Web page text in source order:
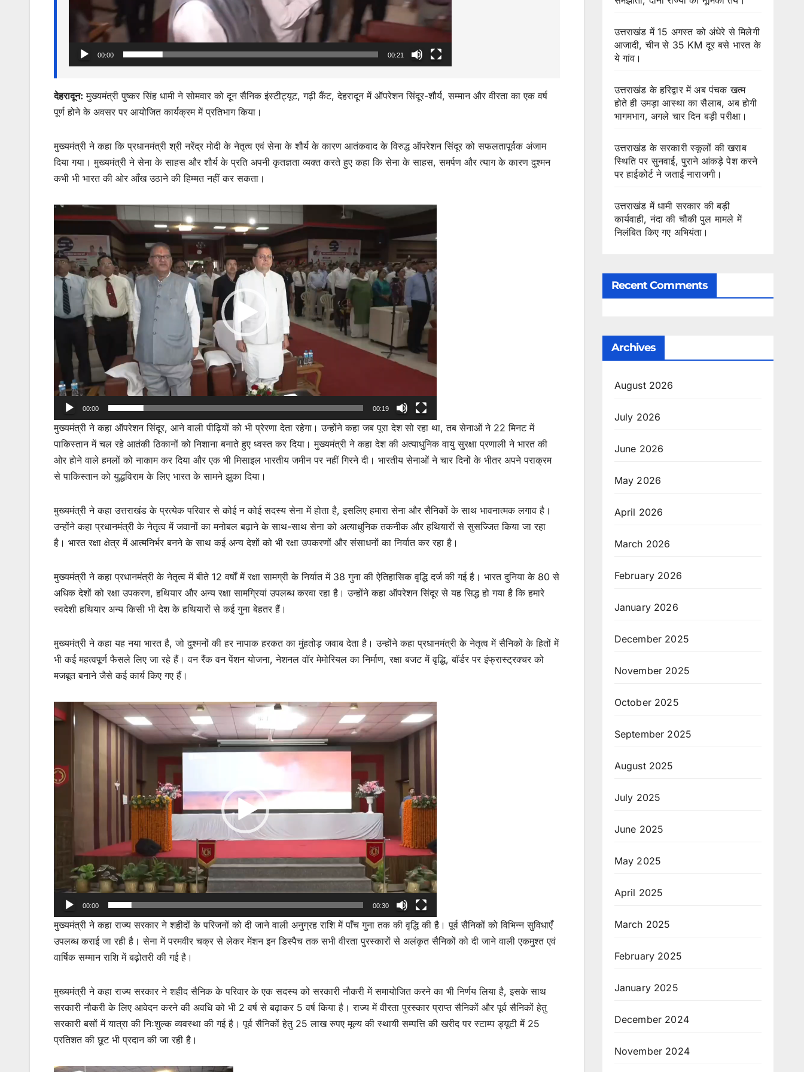
00:00 00:21
देहरादून: मुख्यमंत्री पुष्कर सिंह धामी ने सोमवार को दून सैनिक इंस्टीट्यूट, गढ़ी कैंट, देहरादून में ऑपरेशन सिंदूर-शौर्य, सम्मान और वीरता का एक वर्ष
पूर्ण होने के अवसर पर आयोजित कार्यक्रम में प्रतिभाग किया।
मुख्यमंत्री ने कहा कि प्रधानमंत्री श्री नरेंद्र मोदी के नेतृत्व एवं सेना के शौर्य के कारण आतंकवाद के विरुद्ध ऑपरेशन सिंदूर को सफलतापूर्वक अंजाम
दिया गया। मुख्यमंत्री ने सेना के साहस और शौर्य के प्रति अपनी कृतज्ञता व्यक्त करते हुए कहा कि सेना के साहस, समर्पण और त्याग के कारण दुश्मन
कभी भी भारत की ओर आँख उठाने की हिम्मत नहीं कर सकता।
Video
00:00 00:19
मुख्यमंत्री ने कहा ऑपरेशन सिंदूर, आने वाली पीढ़ियों को भी प्रेरणा देता रहेगा। उन्होंने कहा जब पूरा देश सो रहा था, तब सेनाओं ने 22 मिनट में
पाकिस्तान में चल रहे आतंकी ठिकानों को निशाना बनाते हुए ध्वस्त कर दिया। मुख्यमंत्री ने कहा देश की अत्याधुनिक वायु सुरक्षा प्रणाली ने भारत की
ओर होने वाले हमलों को नाकाम कर दिया और एक भी मिसाइल भारतीय जमीन पर नहीं गिरने दी। भारतीय सेनाओं ने चार दिनों के भीतर अपने पराक्रम
से पाकिस्तान को युद्धविराम के लिए भारत के सामने झुका दिया।
मुख्यमंत्री ने कहा उत्तराखंड के प्रत्येक परिवार से कोई न कोई सदस्य सेना में होता है, इसलिए हमारा सेना और सैनिकों के साथ भावनात्मक लगाव है।
उन्होंने कहा प्रधानमंत्री के नेतृत्व में जवानों का मनोबल बढ़ाने के साथ-साथ सेना को अत्याधुनिक तकनीक और हथियारों से सुसज्जित किया जा रहा
है। भारत रक्षा क्षेत्र में आत्मनिर्भर बनने के साथ कई अन्य देशों को भी रक्षा उपकरणों और संसाधनों का निर्यात कर रहा है।
मुख्यमंत्री ने कहा प्रधानमंत्री के नेतृत्व में बीते 12 वर्षों में रक्षा सामग्री के निर्यात में 38 गुना की ऐतिहासिक वृद्धि दर्ज की गई है। भारत दुनिया के 80 से
अधिक देशों को रक्षा उपकरण, हथियार और अन्य रक्षा सामग्रियां उपलब्ध करवा रहा है। उन्होंने कहा ऑपरेशन सिंदूर से यह सिद्ध हो गया है कि हमारे
स्वदेशी हथियार अन्य किसी भी देश के हथियारों से कई गुना बेहतर हैं।
मुख्यमंत्री ने कहा यह नया भारत है, जो दुश्मनों की हर नापाक हरकत का मुंहतोड़ जवाब देता है। उन्होंने कहा प्रधानमंत्री के नेतृत्व में सैनिकों के हितों में
भी कई महत्वपूर्ण फैसले लिए जा रहे हैं। वन रैंक वन पेंशन योजना, नेशनल वॉर मेमोरियल का निर्माण, रक्षा बजट में वृद्धि, बॉर्डर पर इंफ्रास्ट्रक्चर को
मजबूत बनाने जैसे कई कार्य किए गए हैं।
Video
Player
00:00 00:30
मुख्यमंत्री ने कहा राज्य सरकार ने शहीदों के परिजनों को दी जाने वाली अनुग्रह राशि में पाँच गुना तक की वृद्धि की है। पूर्व सैनिकों को विभिन्न सुविधाएँ
उपलब्ध कराई जा रही है। सेना में परमवीर चक्र से लेकर मेंशन इन डिस्पैच तक सभी वीरता पुरस्कारों से अलंकृत सैनिकों को दी जाने वाली एकमुश्त एवं
वार्षिक सम्मान राशि में बढ़ोतरी की गई है।
मुख्यमंत्री ने कहा राज्य सरकार ने शहीद सैनिक के परिवार के एक सदस्य को सरकारी नौकरी में समायोजित करने का भी निर्णय लिया है, इसके साथ
सरकारी नौकरी के लिए आवेदन करने की अवधि को भी 2 वर्ष से बढ़ाकर 5 वर्ष किया है। राज्य में वीरता पुरस्कार प्राप्त सैनिकों और पूर्व सैनिकों हेतु
सरकारी बसों में यात्रा की निःशुल्क व्यवस्था की गई है। पूर्व सैनिकों हेतु 25 लाख रुपए मूल्य की स्थायी सम्पत्ति की खरीद पर स्टाम्प ड्यूटी में 25
प्रतिशत की छूट भी प्रदान की जा रही है।
उत्तराखंड में 15 अगस्त को अंधेरे से मिलेगी
आजादी, चीन से 35 KM दूर बसे भारत के
ये गांव।
उत्तराखंड के हरिद्वार में अब पंचक खत्म
होते ही उमड़ा आस्था का सैलाब, अब होगी
भागमभाग, अगले चार दिन बड़ी परीक्षा।
उत्तराखंड के सरकारी स्कूलों की खराब
स्थिति पर सुनवाई, पुराने आंकड़े पेश करने
पर हाईकोर्ट ने जताई नाराजगी।
उत्तराखंड में धामी सरकार की बड़ी
कार्यवाही, नंदा की चौकी पुल मामले में
निलंबित किए गए अभियंता।
Recent Comments
Archives
August 2026
July 2026
June 2026
May 2026
April 2026
March 2026
February 2026
January 2026
December 2025
November 2025
October 2025
September 2025
August 2025
July 2025
June 2025
May 2025
April 2025
March 2025
February 2025
January 2025
December 2024
November 2024